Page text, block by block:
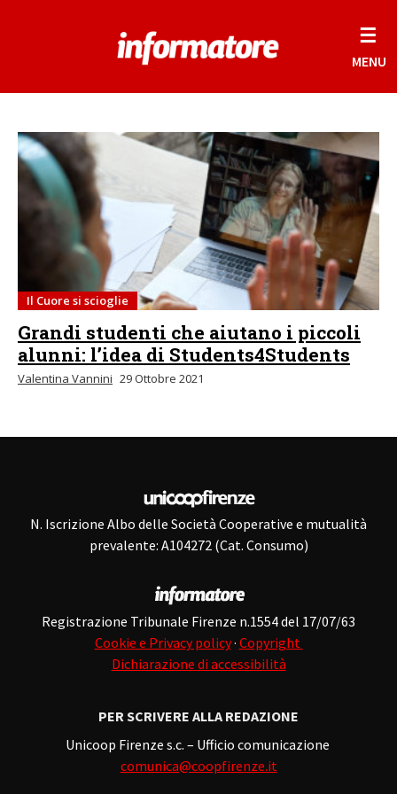
☰
MENU
Il Cuore si scioglie
Grandi studenti che aiutano i piccoli
alunni: l’idea di Students4Students
Valentina Vannini 29 Ottobre 2021
N. Iscrizione Albo delle Società Cooperative e mutualità
prevalente: A104272 (Cat. Consumo)
Registrazione Tribunale Firenze n.1554 del 17/07/63
Cookie e Privacy policy· Copyright
Dichiarazione di accessibilità
PER SCRIVERE ALLA REDAZIONE
Unicoop Firenze s.c. – Ufficio comunicazione
comunica@coopfirenze.it